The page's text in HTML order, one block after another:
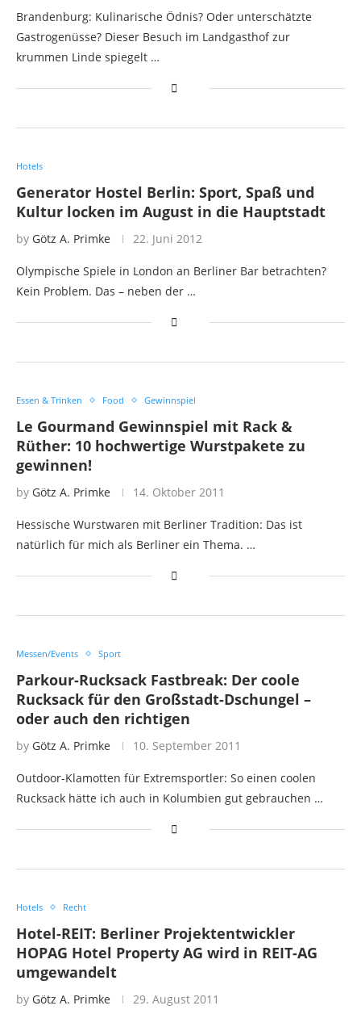
Brandenburg: Kulinarische Ödnis? Oder unterschätzte
Gastrogenüsse? Dieser Besuch im Landgasthof zur
krummen Linde spiegelt …
Hotels
Generator Hostel Berlin: Sport, Spaß und
Kultur locken im August in die Hauptstadt
by Götz A. Primke 22. Juni 2012
Olympische Spiele in London an Berliner Bar betrachten?
Kein Problem. Das – neben der …
Essen & Trinken Food Gewinnspiel
Le Gourmand Gewinnspiel mit Rack &
Rüther: 10 hochwertige Wurstpakete zu
gewinnen!
by Götz A. Primke 14. Oktober 2011
Hessische Wurstwaren mit Berliner Tradition: Das ist
natürlich für mich als Berliner ein Thema. …
Messen/Events Sport
Parkour-Rucksack Fastbreak: Der coole
Rucksack für den Großstadt-Dschungel –
oder auch den richtigen
by Götz A. Primke 10. September 2011
Outdoor-Klamotten für Extremsportler: So einen coolen
Rucksack hätte ich auch in Kolumbien gut gebrauchen …
Hotels Recht
Hotel-REIT: Berliner Projektentwickler
HOPAG Hotel Property AG wird in REIT-AG
umgewandelt
by Götz A. Primke 29. August 2011